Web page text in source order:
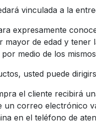
vinculada a la
expresamente
mayor de edad y
medio de los
usted puede
el cliente recibirá
un correo electrónico
en el teléfono de